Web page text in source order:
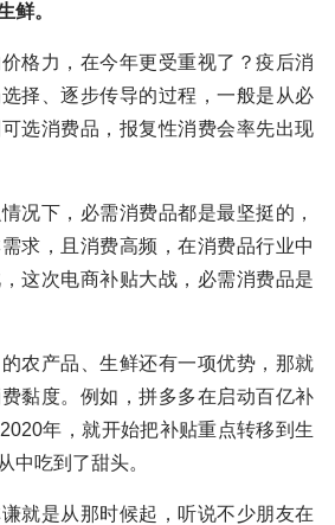
鲜。
格力，在今年更受重视了？疫后消
择、逐步传导的过程，一般是从必
选消费品，报复性消费会率先出现
况下，必需消费品都是最坚挺的，
求，且消费高频，在消费品行业中
这次电商补贴大战，必需消费品是
农产品、生鲜还有一项优势，那就
黏度。例如，拼多多在启动百亿补
年，就开始把补贴重点转移到生
中吃到了甜头。
就是从那时候起，听说不少朋友在